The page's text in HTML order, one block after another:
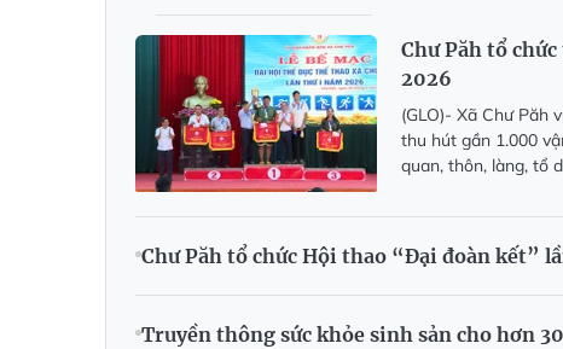
Chư Păh tổ
2026
(GLO)- Xã Chư Păh
thu hút gần 1.000
quan, thôn, làng, tổ
Chư Păh tổ chức Hội thao “Đại đoàn kết”
Truyền thông sức khỏe sinh sản cho hơn